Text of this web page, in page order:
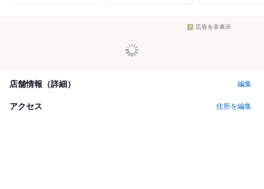
広告を非表示
店舗情報（詳細） 編集
アクセス 住所を編集